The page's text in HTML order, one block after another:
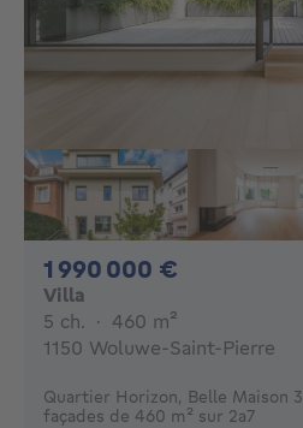
1 990 000 €
Villa
5 ch. 5 chambres
· 460 m²
1150 Woluwe-Saint-Pierre
Quartier Horizon, Belle Maison 3
façades de 460 m² sur 2a7